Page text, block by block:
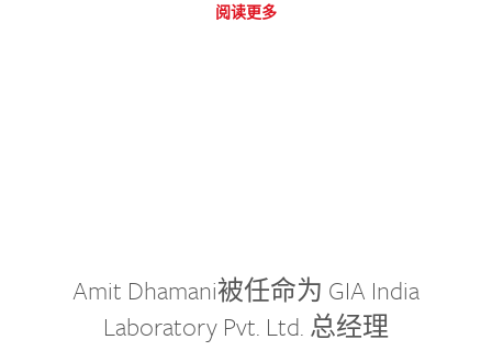
阅读更多
Amit Dhamani被任命为 GIA India
Laboratory Pvt. Ltd. 总经理